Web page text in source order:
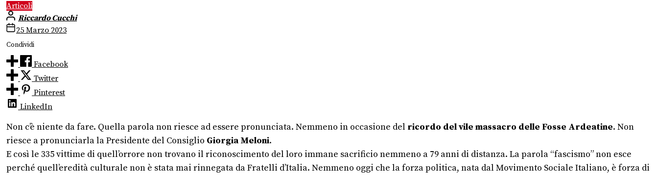
Articoli
Riccardo Cucchi
25 Marzo 2023
Condividi
Facebook
Twitter
Pinterest
LinkedIn
Non c’è niente da fare. Quella parola non riesce ad essere pronunciata. Nemmeno in occasione del ricordo del vile massacro delle Fosse Ardeatine. Non
riesce a pronunciarla la Presidente del Consiglio Giorgia Meloni.
E così le 335 vittime di quell’orrore non trovano il riconoscimento del loro immane sacrificio nemmeno a 79 anni di distanza. La parola “fascismo” non esce
perché quell’eredità culturale non è stata mai rinnegata da Fratelli d’Italia. Nemmeno oggi che la forza politica, nata dal Movimento Sociale Italiano, è forza di